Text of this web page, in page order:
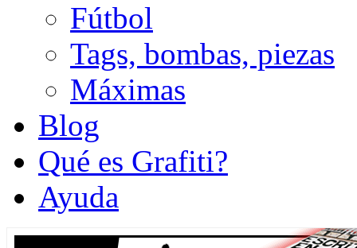
Fútbol
Tags, bombas, piezas
Máximas
Blog
Qué es Grafiti?
Ayuda